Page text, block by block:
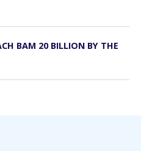
BAM 20 BILLION BY THE